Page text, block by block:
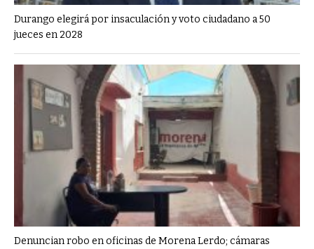
Durango elegirá por insaculación y voto ciudadano a 50
jueces en 2028
Denuncian robo en oficinas de Morena Lerdo; cámaras